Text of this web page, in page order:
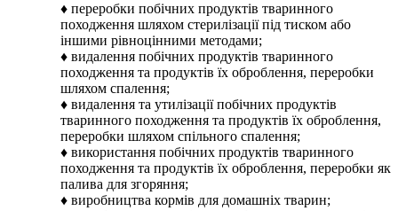
♦ переробки побічних продуктів тваринного
походження шляхом стерилізації під тиском або
іншими рівноцінними методами;
♦ видалення побічних продуктів тваринного
походження та продуктів їх оброблення, переробки
шляхом спалення;
♦ видалення та утилізації побічних продуктів
тваринного походження та продуктів їх оброблення,
переробки шляхом спільного спалення;
♦ використання побічних продуктів тваринного
походження та продуктів їх оброблення, переробки як
палива для згоряння;
♦ виробництва кормів для домашніх тварин;